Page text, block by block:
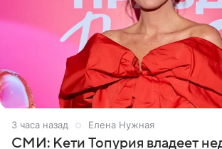
3 часа назад Елена Нужная
СМИ: Кети Топурия владеет